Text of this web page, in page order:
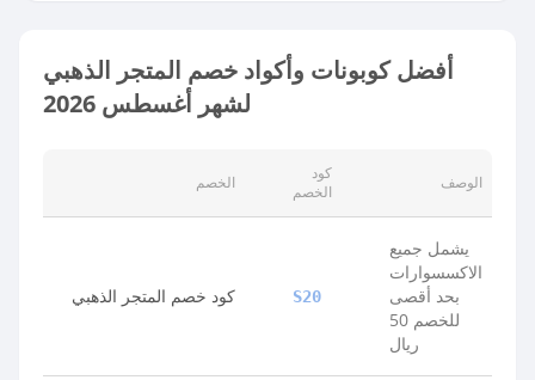
أفضل كوبونات وأكواد خصم المتجر الذهبي
لشهر أغسطس 2026
الخصم
كود
الخصم
الوصف
كود خصم المتجر الذهبي S20
يشمل جميع
الاكسسوارات
بحد أقصى
للخصم 50
ريال